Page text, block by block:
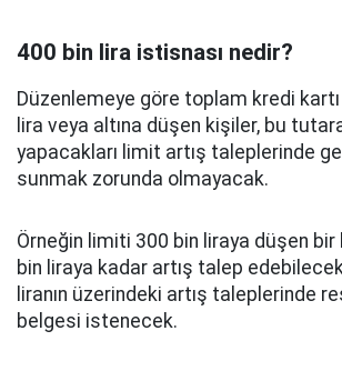
400 bin lira istisnası nedir?
Düzenlemeye göre toplam kredi
lira veya altına düşen kişiler, bu
yapacakları limit artış taleplerinde
sunmak zorunda olmayacak.
Örneğin limiti 300 bin liraya düşen
bin liraya kadar artış talep
liranın üzerindeki artış taleplerinde
belgesi istenecek.